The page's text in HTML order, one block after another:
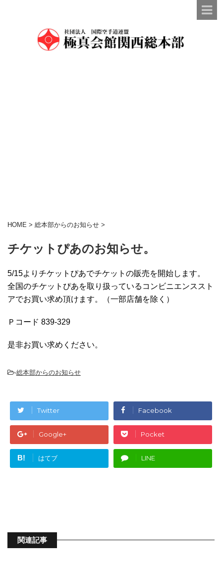
HOME > 総本部からのお知らせ >
チケットぴあのお知らせ。
5/15よりチケットぴあでチケットの販売を開始します。
全国のチケットぴあを取り扱っているコンビニエンススト
アでお買い求め頂けます。（一部店舗を除く）
Ｐコード 839-329
是非お買い求めください。
-総本部からのお知らせ
Twitter Facebook
Google+ Pocket
B! はてブ LINE
関連記事